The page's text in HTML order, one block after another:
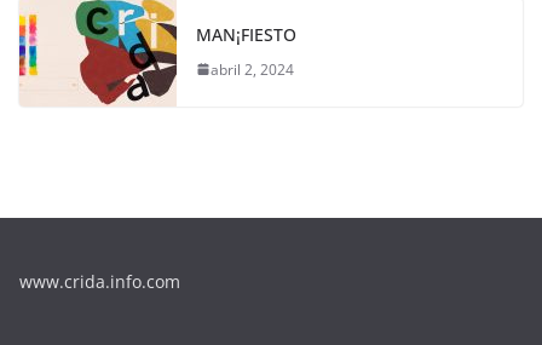
MAN¡FIESTO
abril 2, 2024
www.crida.info.com